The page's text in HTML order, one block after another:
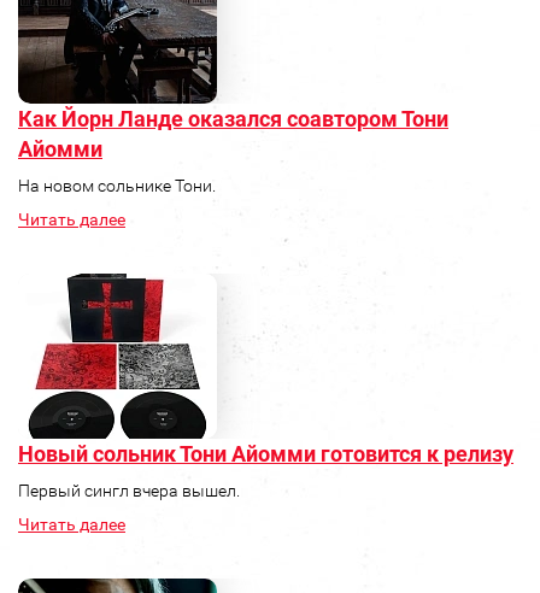
Как Йорн Ланде оказался соавтором Тони
Айомми
На новом сольнике Тони.
Читать далее
Новый сольник Тони Айомми готовится к релизу
Первый сингл вчера вышел.
Читать далее